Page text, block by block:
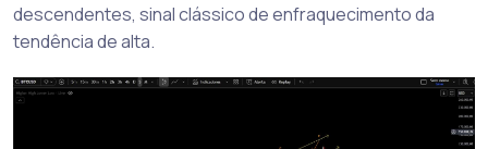
descendentes, sinal clássico de enfraquecimento da
tendência de alta.